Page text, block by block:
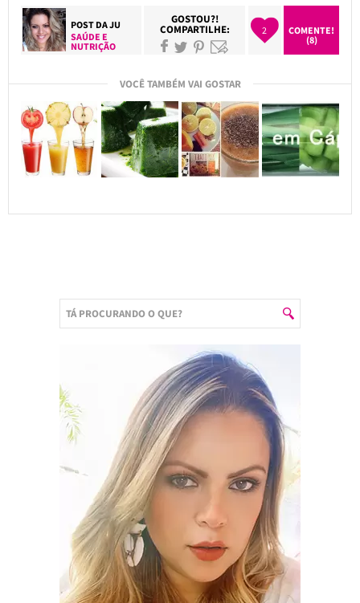
POST DAJU
SAÚDE E
NUTRIÇÃO
GOSTOU?!
COMPARTILHE: 2
COMENTE!
(8)
VOCÊ TAMBÉM VAI GOSTAR